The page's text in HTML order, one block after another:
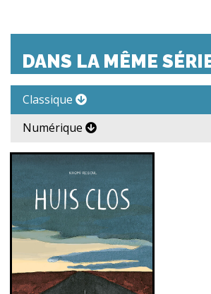
DANS LA MÊME
Classique
Numérique